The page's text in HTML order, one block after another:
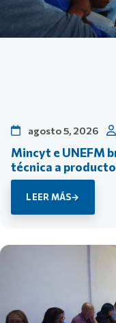
agosto 5, 2026
Mincyt e UNEFM
técnica a
LEER MÁS